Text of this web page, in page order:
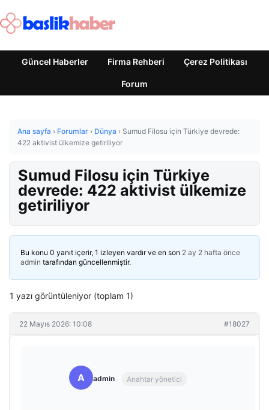
Güncel Haberler Firma Rehberi Çerez Politikası
Forum
Ana sayfa › Forumlar › Dünya › Sumud Filosu için Türkiye devrede:
422 aktivist ülkemize getiriliyor
Sumud Filosu için Türkiye
devrede: 422 aktivist ülkemize
getiriliyor
Bu konu 0 yanıt içerir, 1 izleyen vardır ve en son 2 ay 2 hafta önce
admin tarafından güncellenmiştir.
1 yazı görüntüleniyor (toplam 1)
22 Mayıs 2026: 10:08 #18027
A admin Anahtar yönetici